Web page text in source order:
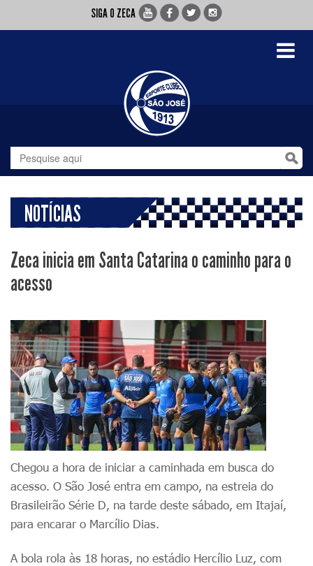
SIGA O ZECA
Toggle
NOTÍCIAS
Zeca inicia em Santa Catarina o caminho para o
acesso
Chegou a hora de iniciar a caminhada em busca do
acesso. O São José entra em campo, na estreia do
Brasileirão Série D, na tarde deste sábado, em Itajaí,
para encarar o Marcílio Dias.
A bola rola às 18 horas, no estádio Hercílio Luz, com